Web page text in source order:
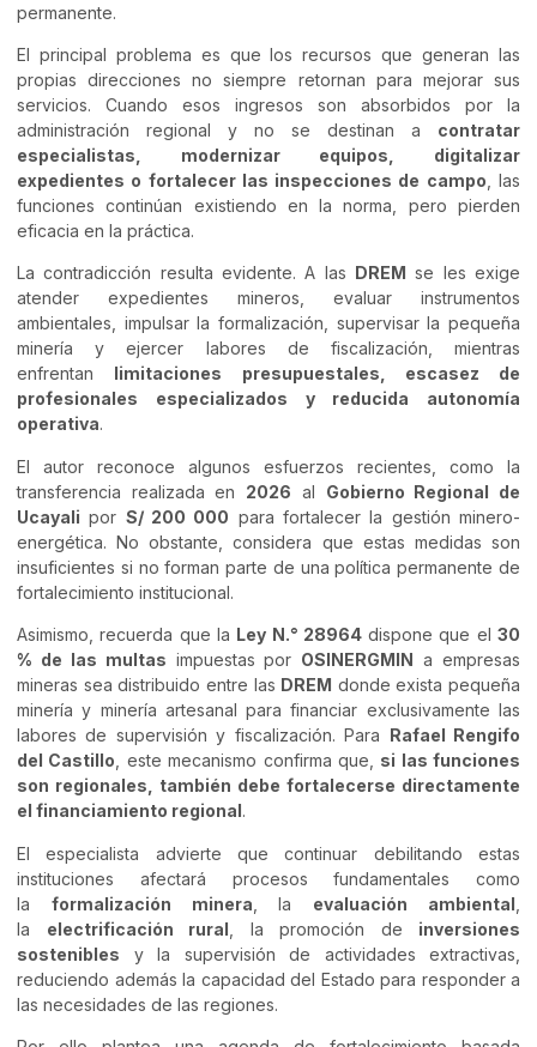
permanente.
El principal problema es que los recursos que generan las
propias direcciones no siempre retornan para mejorar sus
servicios. Cuando esos ingresos son absorbidos por la
administración regional y no se destinan a contratar
especialistas, modernizar equipos, digitalizar
expedientes o fortalecer las inspecciones de campo , las
funciones continúan existiendo en la norma, pero pierden
eficacia en la práctica.
La contradicción resulta evidente. A las DREM se les exige
atender expedientes mineros, evaluar instrumentos
ambientales, impulsar la formalización, supervisar la pequeña
minería y ejercer labores de fiscalización, mientras
enfrentan limitaciones presupuestales, escasez de
profesionales especializados y reducida autonomía
operativa.
El autor reconoce algunos esfuerzos recientes, como la
transferencia realizada en 2026 al Gobierno Regional de
Ucayali por S/ 200 000 para fortalecer la gestión minero-
energética. No obstante, considera que estas medidas son
insuficientes si no forman parte de una política permanente de
fortalecimiento institucional.
Asimismo, recuerda que la Ley N.° 28964dispone que el30
% de las multas impuestas por OSINERGMIN a empresas
mineras sea distribuido entre las DREM donde exista pequeña
minería y minería artesanal para financiar exclusivamente las
labores de supervisión y fiscalización. Para Rafael Rengifo
del Castillo , este mecanismo confirma que, si las funciones
son regionales, también debe fortalecerse directamente
el financiamiento regional.
El especialista advierte que continuar debilitando estas
instituciones afectará procesos fundamentales como
la formalización minera , la evaluación ambiental
la electrificación rural , la promoción de inversiones
sostenibles y la supervisión de actividades extractivas,
reduciendo además la capacidad del Estado para responder a
las necesidades de las regiones.